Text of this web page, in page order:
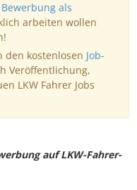
als
arbeiten wollen
den kostenlosen Job-
Veröffentlichung,
LKW Fahrer Jobs
auf LKW-Fahrer-